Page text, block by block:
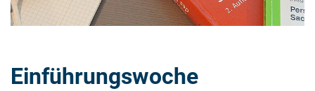
Einführungswoche